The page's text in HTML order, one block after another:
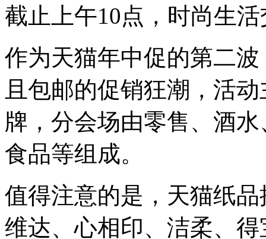
截止上午10点，时尚生
作为天猫年中促的第二
且包邮的促销狂潮，活
牌，分会场由零售、酒
食品等组成。
值得注意的是，天猫纸
维达、心相印、洁柔、